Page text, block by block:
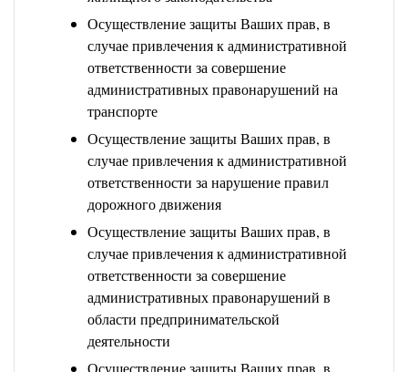
Осуществление защиты Ваших прав, в
случае привлечения к административной
ответственности за совершение
административных правонарушений на
транспорте
Осуществление защиты Ваших прав, в
случае привлечения к административной
ответственности за нарушение правил
дорожного движения
Осуществление защиты Ваших прав, в
случае привлечения к административной
ответственности за совершение
административных правонарушений в
области предпринимательской
деятельности
Осуществление защиты Ваших прав, в